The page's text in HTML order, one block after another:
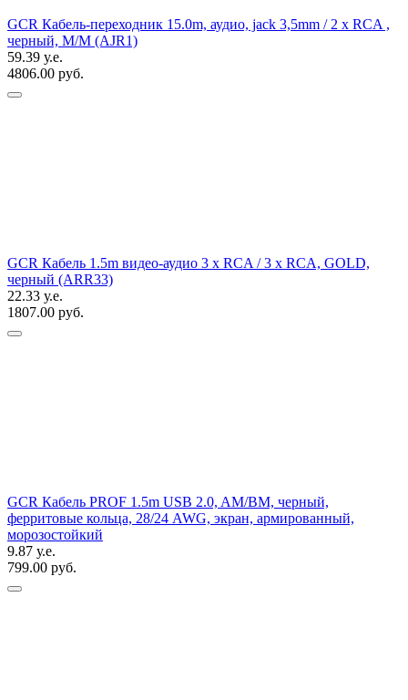
GCR Кабель-переходник 15.0m, аудио, jack 3,5mm / 2 х RCA ,
черный, M/M (AJR1)
59.39 у.е.
4806.00 руб.
GCR Кабель 1.5m видео-аудио 3 х RCA / 3 х RCA, GOLD,
черный (ARR33)
22.33 у.е.
1807.00 руб.
GCR Кабель PROF 1.5m USB 2.0, AM/BM, черный,
ферритовые кольца, 28/24 AWG, экран, армированный,
морозостойкий
9.87 у.е.
799.00 руб.